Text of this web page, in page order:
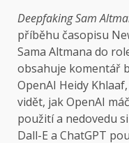
Deepfaking Sam
příběhu časopisu
Sama Altmana do
obsahuje komentář
OpenAI Heidy
vidět, jak OpenAI
použití a nedovedu
Dall-E a ChatGPT